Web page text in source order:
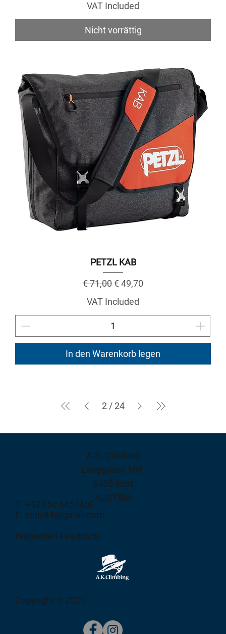
VAT Included
Nicht vorrättig
PETZL KAB
Regular Price
€ 71,00Sale Price
€ 49,70
VAT Included
In den Warenkorb legen
2 / 24
A.K. Climbing
Langgasse 106
6460 Imst
AUSTRIA
T: +43 650 6451400
E: andx84@gmail.com
Webseiten Feedback
Copyright © 2021